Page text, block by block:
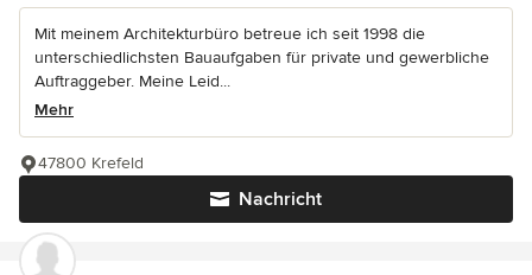
Mit meinem Architekturbüro betreue ich seit 1998 die
unterschiedlichsten Bauaufgaben für private und gewerbliche
Auftraggeber. Meine Leid...
Mehr
Nachricht
47800 Krefeld